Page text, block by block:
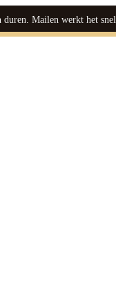
duren. Mailen werkt het